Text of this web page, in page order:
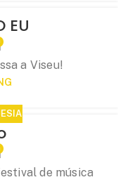
EU
a Viseu!
de música